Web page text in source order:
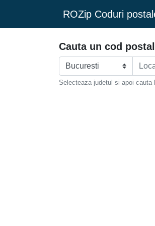
ROZip Coduri
Cauta un cod
Selecteaza judetul si apoi cauta